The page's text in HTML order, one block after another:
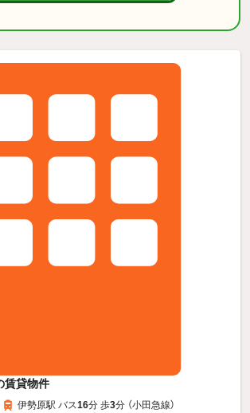
賃貸物件
伊勢原駅 バス16分 歩3分 （小田急線）